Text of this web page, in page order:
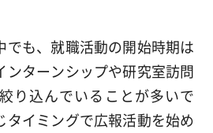
でも、就職活動の開始時期は
ンターンシップや研究室訪問
り込んでいることが多いで
タイミングで広報活動を始め